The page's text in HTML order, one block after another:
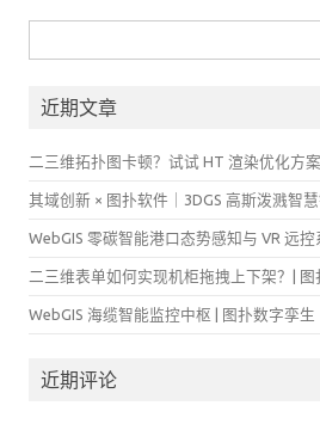
索：
近期文章
二三维拓扑图卡顿？试试 HT 渲染优化方案
其域创新 × 图扑软件｜3DGS 高斯泼溅智
WebGIS 零碳智能港口态势感知与 VR 远控
二三维表单如何实现机柜拖拽上下架？| 图
WebGIS 海缆智能监控中枢 | 图扑数字孪生
近期评论